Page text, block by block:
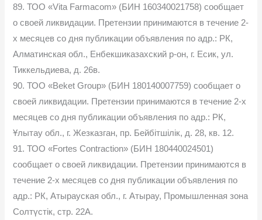
89. ТОО «Vita Farmacom» (БИН 160340021758) сообщает
о своей ликвидации. Претензии принимаются в течение 2-
х месяцев со дня публикации объявления по адр.: РК,
Алматинская обл., Енбекшиказахский р-он, г. Есик, ул.
Тиккельдиева, д. 26в.
90. ТОО «Beket Group» (БИН 180140007759) сообщает о
своей ликвидации. Претензии принимаются в течение 2-х
месяцев со дня публикации объявления по адр.: РК,
Ұлытау обл., г. Жезказган, пр. Бейбітшілік, д. 28, кв. 12.
91. ТОО «Fortes Contraction» (БИН 180440024501)
сообщает о своей ликвидации. Претензии принимаются в
течение 2-х месяцев со дня публикации объявления по
адр.: РК, Атырауская обл., г. Атырау, Промышленная зона
Солтүстік, стр. 22А.